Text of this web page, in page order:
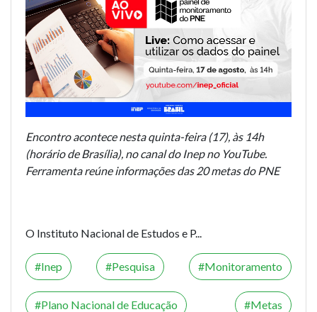
Encontro acontece nesta quinta-feira (17), às 14h
(horário de Brasília), no canal do Inep no YouTube.
Ferramenta reúne informações das 20 metas do PNE
O Instituto Nacional de Estudos e P...
Inep Pesquisa Monitoramento
Plano Nacional de Educação Metas